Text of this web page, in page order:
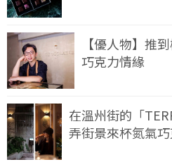
【優人物】推
巧克力情緣
在溫州街的「
弄街景來杯氮氣